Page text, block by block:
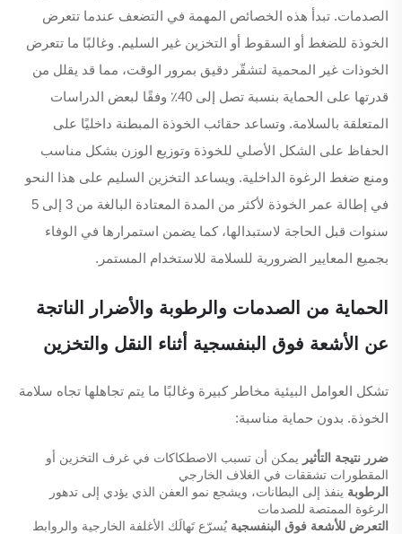
الصدمات. تبدأ هذه الخصائص المهمة في التضعف عندما تتعرض
الخوذة للضغط أو السقوط أو التخزين غير السليم. وغالبًا ما تتعرض
الخوذات غير المحمية لتشقّر دقيق بمرور الوقت، مما قد يقلل من
قدرتها على الحماية بنسبة تصل إلى 40٪ وفقًا لبعض الدراسات
المتعلقة بالسلامة. وتساعد حقائب الخوذة المبطنة داخليًا على
الحفاظ على الشكل الأصلي للخوذة وتوزيع الوزن بشكل مناسب
ومنع ضغط الرغوة الداخلية. ويساعد التخزين السليم على هذا النحو
في إطالة عمر الخوذة لأكثر من المدة المعتادة البالغة من 3 إلى 5
سنوات قبل الحاجة لاستبدالها، كما يضمن استمرارها في الوفاء
بجميع المعايير الضرورية للسلامة للاستخدام المستمر.
الحماية من الصدمات والرطوبة والأضرار الناتجة
عن الأشعة فوق البنفسجية أثناء النقل والتخزين
تشكل العوامل البيئية مخاطر كبيرة وغالبًا ما يتم تجاهلها تجاه سلامة
الخوذة. بدون حماية مناسبة:
ضرر نتيجة التأثير يمكن أن تسبب الاصطكاكات في غرف التخزين أو
المقطورات تشققات في الغلاف الخارجي
الرطوبة ينفذ إلى البطانات، ويشجع نمو العفن الذي يؤدي إلى تدهور
الرغوة الممتصة للصدمات
التعرض للأشعة فوق البنفسجيةيُسرّع تَهالَك الأغلفة الخارجية والروابط